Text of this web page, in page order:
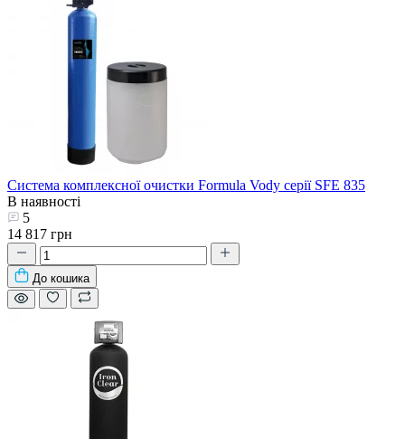
Система комплексної очистки Formula Vody серії SFE 835
В наявності
5
14 817 грн
До кошика